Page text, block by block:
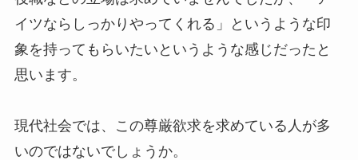
イツならしっかりやってくれる」というような印
象を持ってもらいたいというような感じだったと
思います。
現代社会では、この尊厳欲求を求めている人が多
いのではないでしょうか。